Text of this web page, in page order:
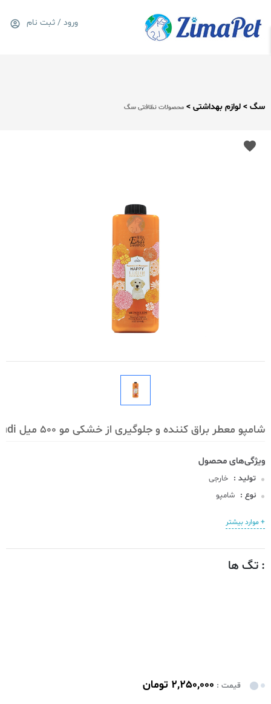
ورود / ثبت نام
سگ > لوازم بهداشتی > محصولات نظافتی سگ
شامپو معطر براق کننده و جلوگیری از خشکی مو 500 میل Endi
تولید : خارجی
نوع : شامپو
+ موارد بیشتر
: تگ ها
قیمت : 2,250,000 تومان